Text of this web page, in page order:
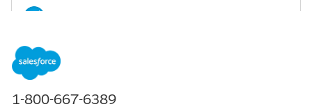
Omnistudio MCP 是一種試用版或 Beta 版服務,受「
中的 Beta 版服務條款 - Salesforce.com
則受「簽署的統一試用版協議」的約束,以及「
中的適用條款。此試用版或 Beta 版服務可由客戶自行決定使
1-800-667-6389